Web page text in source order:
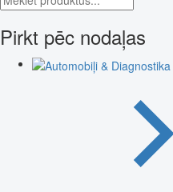
Pirkt pēc nodaļas